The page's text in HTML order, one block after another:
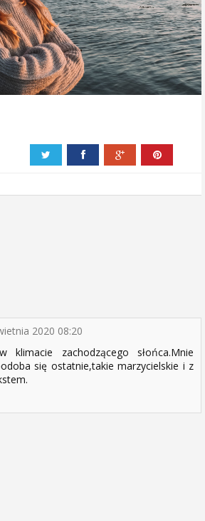
2020 08:20
klimacie zachodzącego słońca.Mnie
się ostatnie,takie marzycielskie i z